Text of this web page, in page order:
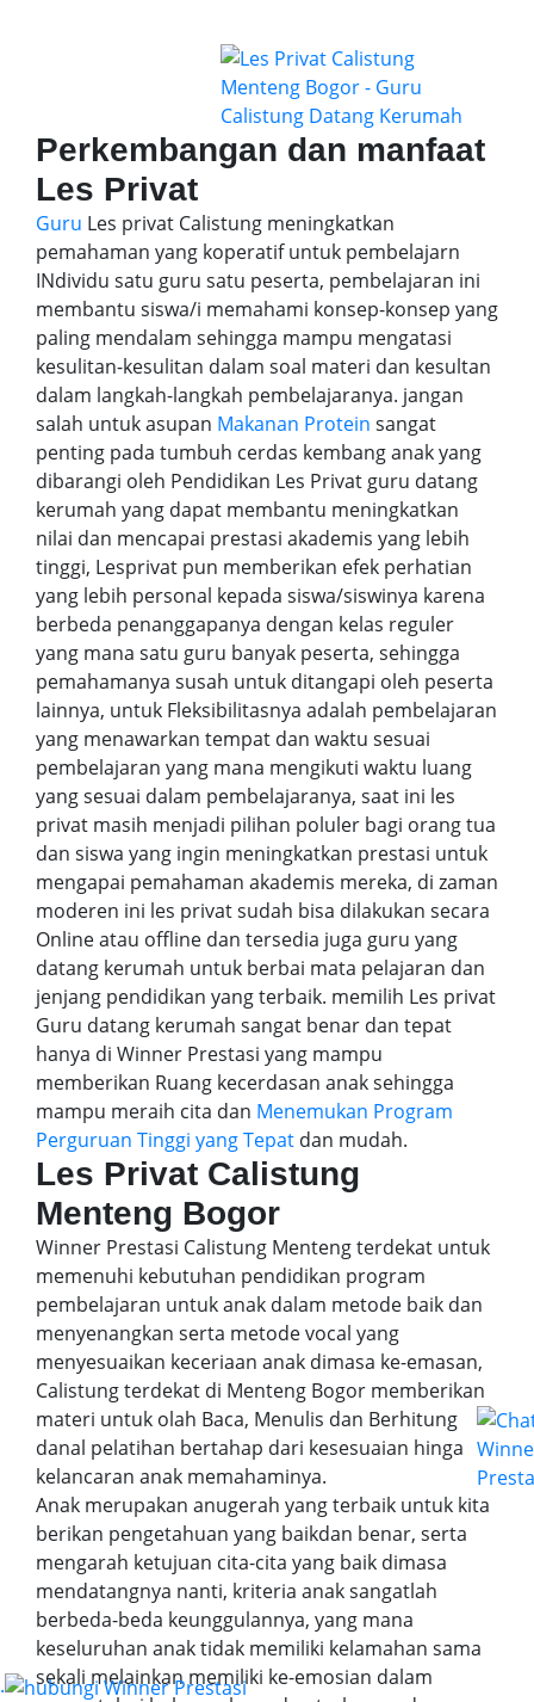
Perkembangan dan manfaat
Les Privat
Guru Les privat Calistung meningkatkan
pemahaman yang koperatif untuk pembelajarn
INdividu satu guru satu peserta, pembelajaran ini
membantu siswa/i memahami konsep-konsep yang
paling mendalam sehingga mampu mengatasi
kesulitan-kesulitan dalam soal materi dan kesultan
dalam langkah-langkah pembelajaranya. jangan
salah untuk asupan Makanan Protein sangat
penting pada tumbuh cerdas kembang anak yang
dibarangi oleh Pendidikan Les Privat guru datang
kerumah yang dapat membantu meningkatkan
nilai dan mencapai prestasi akademis yang lebih
tinggi, Lesprivat pun memberikan efek perhatian
yang lebih personal kepada siswa/siswinya karena
berbeda penanggapanya dengan kelas reguler
yang mana satu guru banyak peserta, sehingga
pemahamanya susah untuk ditangapi oleh peserta
lainnya, untuk Fleksibilitasnya adalah pembelajaran
yang menawarkan tempat dan waktu sesuai
pembelajaran yang mana mengikuti waktu luang
yang sesuai dalam pembelajaranya, saat ini les
privat masih menjadi pilihan poluler bagi orang tua
dan siswa yang ingin meningkatkan prestasi untuk
mengapai pemahaman akademis mereka, di zaman
moderen ini les privat sudah bisa dilakukan secara
Online atau offline dan tersedia juga guru yang
datang kerumah untuk berbai mata pelajaran dan
jenjang pendidikan yang terbaik. memilih Les privat
Guru datang kerumah sangat benar dan tepat
hanya di Winner Prestasi yang mampu
memberikan Ruang kecerdasan anak sehingga
mampu meraih cita dan Menemukan Program
Perguruan Tinggi yang Tepat dan mudah.
Les Privat Calistung
Menteng Bogor
Winner Prestasi Calistung Menteng terdekat untuk
memenuhi kebutuhan pendidikan program
pembelajaran untuk anak dalam metode baik dan
menyenangkan serta metode vocal yang
menyesuaikan keceriaan anak dimasa ke-emasan,
Calistung terdekat di Menteng Bogor memberikan
materi untuk olah Baca, Menulis dan Berhitung
danal pelatihan bertahap dari kesesuaian hinga
kelancaran anak memahaminya.
Anak merupakan anugerah yang terbaik untuk kita
berikan pengetahuan yang baikdan benar, serta
mengarah ketujuan cita-cita yang baik dimasa
mendatangnya nanti, kriteria anak sangatlah
berbeda-beda keunggulannya, yang mana
keseluruhan anak tidak memiliki kelamahan sama
sekali melainkan memiliki ke-emosian dalam
.